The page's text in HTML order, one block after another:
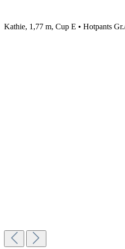
Kathie, 1,77 m, Cup E • Hotpants